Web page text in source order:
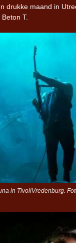
drukke maand in
Beton T.
in TivoliVredenburg.